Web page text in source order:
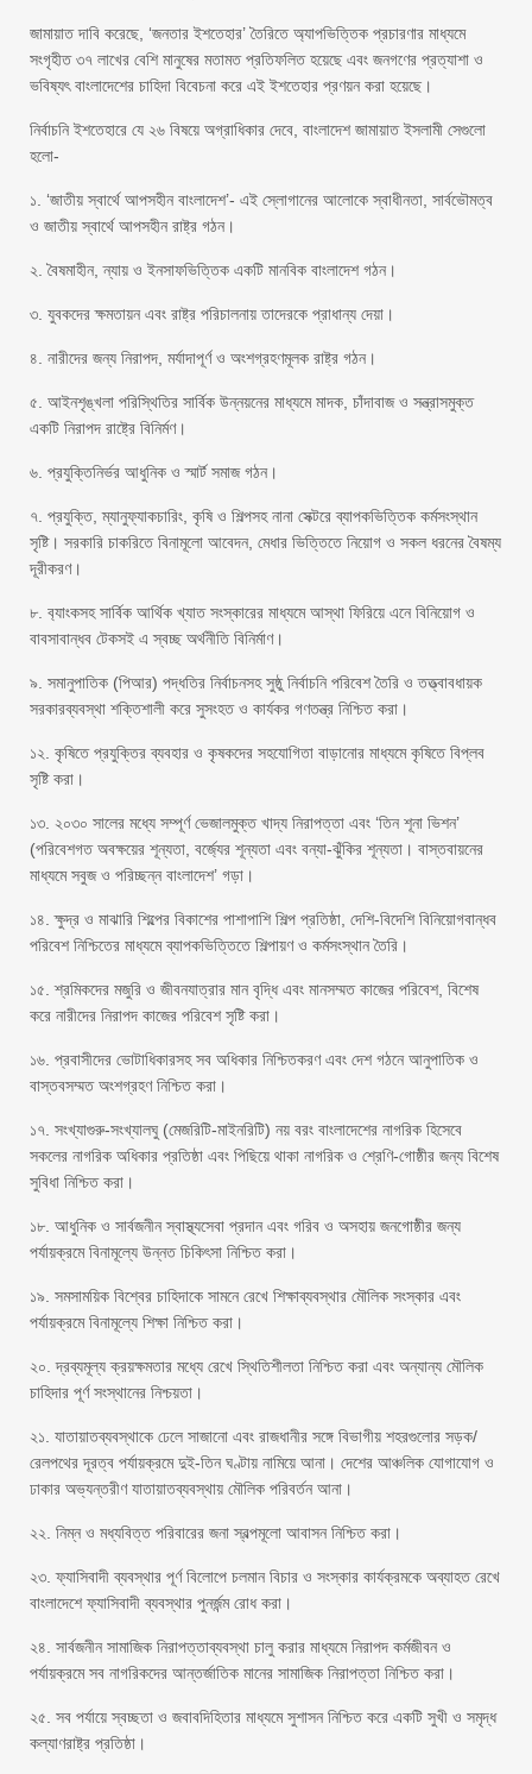
জামায়াত দাবি করেছে, ‘জনতার ইশতেহার’ তৈরিতে অ্যাপভিত্তিক প্রচারণার মাধ্যমে
সংগৃহীত ৩৭ লাখের বেশি মানুষের মতামত প্রতিফলিত হয়েছে এবং জনগণের প্রত্যাশা ও
ভবিষ্যৎ বাংলাদেশের চাহিদা বিবেচনা করে এই ইশতেহার প্রণয়ন করা হয়েছে।
নির্বাচনি ইশতেহারে যে ২৬ বিষয়ে অগ্রাধিকার দেবে, বাংলাদেশ জামায়াত ইসলামী সেগুলো
হলো-
১. ‘জাতীয় স্বার্থে আপসহীন বাংলাদেশ’- এই স্লোগানের আলোকে স্বাধীনতা, সার্বভৌমত্ব
ও জাতীয় স্বার্থে আপসহীন রাষ্ট্র গঠন।
২. বৈষমাহীন, ন্যায় ও ইনসাফভিত্তিক একটি মানবিক বাংলাদেশ গঠন।
৩. যুবকদের ক্ষমতায়ন এবং রাষ্ট্র পরিচালনায় তাদেরকে প্রাধান্য দেয়া।
৪. নারীদের জন্য নিরাপদ, মর্যাদাপূর্ণ ও অংশগ্রহণমূলক রাষ্ট্র গঠন।
৫. আইনশৃঙ্খলা পরিস্থিতির সার্বিক উন্নয়নের মাধ্যমে মাদক, চাঁদাবাজ ও সন্ত্রাসমুক্ত
একটি নিরাপদ রাষ্ট্রে বিনির্মণ।
৬. প্রযুক্তিনির্ভর আধুনিক ও স্মার্ট সমাজ গঠন।
৭. প্রযুক্তি, ম্যানুফ্যাকচারিং, কৃষি ও শিল্পসহ নানা সেক্টরে ব্যাপকভিত্তিক কর্মসংস্থান
সৃষ্টি। সরকারি চাকরিতে বিনামূলো আবেদন, মেধার ভিত্তিতে নিয়োগ ও সকল ধরনের বৈষম্য
দূরীকরণ।
৮. ব‍্যাংকসহ সার্বিক আর্থিক খ্যাত সংস্কারের মাধ্যমে আস্থা ফিরিয়ে এনে বিনিয়োগ ও
বাবসাবান্ধব টেকসই এ স্বচ্ছ অর্থনীতি বিনির্মাণ।
৯. সমানুপাতিক (পিআর) পদ্ধতির নির্বাচনসহ সুষ্ঠু নির্বাচনি পরিবেশ তৈরি ও তত্ত্বাবধায়ক
সরকারব্যবস্থা শক্তিশালী করে সুসংহত ও কার্যকর গণতন্ত্র নিশ্চিত করা।
১২. কৃষিতে প্রযুক্তির ব্যবহার ও কৃষকদের সহযোগিতা বাড়ানোর মাধ্যমে কৃষিতে বিপ্লব
সৃষ্টি করা।
১৩. ২০৩০ সালের মধ্যে সম্পূর্ণ ভেজালমুক্ত খাদ্য নিরাপত্তা এবং ‘তিন শূনা ভিশন’
(পরিবেশগত অবক্ষয়ের শূন্যতা, বর্জ্যের শূন্যতা এবং বন্যা-ঝুঁকির শূন্যতা। বাস্তবায়নের
মাধ্যমে সবুজ ও পরিচ্ছন্ন বাংলাদেশ’ গড়া।
১৪. ক্ষুদ্র ও মাঝারি শিল্পের বিকাশের পাশাপাশি শিল্প প্রতিষ্ঠা, দেশি-বিদেশি বিনিয়োগবান্ধব
পরিবেশ নিশ্চিতের মাধ্যমে ব্যাপকভিত্তিতে শিল্পায়ণ ও কর্মসংস্থান তৈরি।
১৫. শ্রমিকদের মজুরি ও জীবনযাত্রার মান বৃদ্ধি এবং মানসম্মত কাজের পরিবেশ, বিশেষ
করে নারীদের নিরাপদ কাজের পরিবেশ সৃষ্টি করা।
১৬. প্রবাসীদের ভোটাধিকারসহ সব অধিকার নিশ্চিতকরণ এবং দেশ গঠনে আনুপাতিক ও
বাস্তবসম্মত অংশগ্রহণ নিশ্চিত করা।
১৭. সংখ্যাগুরু-সংখ্যালঘু (মেজরিটি-মাইনরিটি) নয় বরং বাংলাদেশের নাগরিক হিসেবে
সকলের নাগরিক অধিকার প্রতিষ্ঠা এবং পিছিয়ে থাকা নাগরিক ও শ্রেণি-গোষ্ঠীর জন্য বিশেষ
সুবিধা নিশ্চিত করা।
১৮. আধুনিক ও সার্বজনীন স্বাস্থ্যসেবা প্রদান এবং গরিব ও অসহায় জনগোষ্ঠীর জন্য
পর্যায়ক্রমে বিনামূল্যে উন্নত চিকিৎসা নিশ্চিত করা।
১৯. সমসাময়িক বিশ্বের চাহিদাকে সামনে রেখে শিক্ষাব্যবস্থার মৌলিক সংস্কার এবং
পর্যায়ক্রমে বিনামূল্যে শিক্ষা নিশ্চিত করা।
২০. দ্রব্যমূল্য ক্রয়ক্ষমতার মধ্যে রেখে স্থিতিশীলতা নিশ্চিত করা এবং অন্যান্য মৌলিক
চাহিদার পূর্ণ সংস্থানের নিশ্চয়তা।
২১. যাতায়াতব্যবস্থাকে ঢেলে সাজানো এবং রাজধানীর সঙ্গে বিভাগীয় শহরগুলোর সড়ক/
রেলপথের দূরত্ব পর্যায়ক্রমে দুই-তিন ঘণ্টায় নামিয়ে আনা। দেশের আঞ্চলিক যোগাযোগ ও
ঢাকার অভ্যন্তরীণ যাতায়াতব্যবস্থায় মৌলিক পরিবর্তন আনা।
২২. নিম্ন ও মধ্যবিত্ত পরিবারের জনা স্বল্পমূলো আবাসন নিশ্চিত করা।
২৩. ফ্যাসিবাদী ব্যবস্থার পূর্ণ বিলোপে চলমান বিচার ও সংস্কার কার্যক্রমকে অব্যাহত রেখে
বাংলাদেশে ফ্যাসিবাদী ব্যবস্থার পুনর্জন্ম রোধ করা।
২৪. সার্বজনীন সামাজিক নিরাপত্তাব্যবস্থা চালু করার মাধ্যমে নিরাপদ কর্মজীবন ও
পর্যায়ক্রমে সব নাগরিকদের আন্তর্জাতিক মানের সামাজিক নিরাপত্তা নিশ্চিত করা।
২৫. সব পর্যায়ে স্বচ্ছতা ও জবাবদিহিতার মাধ্যমে সুশাসন নিশ্চিত করে একটি সুখী ও সমৃদ্ধ
কল্যাণরাষ্ট্র প্রতিষ্ঠা।